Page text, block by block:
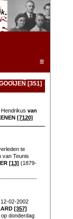
☰
[351]
van
[7120]
te
van Teunis
[13] (1879-
02-2002
[357]
donderdag